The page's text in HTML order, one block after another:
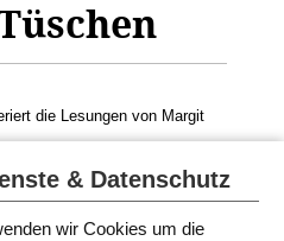
die Lesungen von Margit
& Datenschutz
wir Cookies um die